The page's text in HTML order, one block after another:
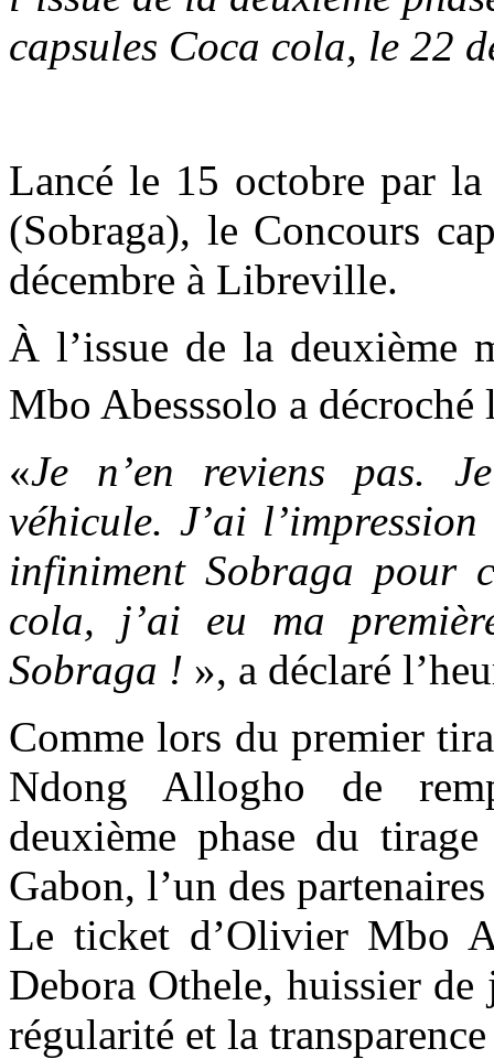
capsules Coca cola, le 22
Lancé le 15 octobre par la
(Sobraga), le Concours
décembre à Libreville.
À l’issue de la deuxième
Mbo Abesssolo a décroché
«Je n’en reviens pas.
véhicule. J’ai
infiniment Sobraga pour
cola, j’ai eu ma
Sobraga ! », a déclaré
Comme lors du premier
Ndong Allogho de
deuxième phase du
Gabon, l’un des
Le ticket d’Olivier Mbo
Debora Othele, huissier
régularité et la